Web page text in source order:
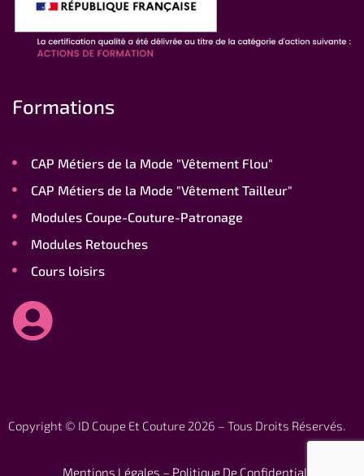
Formations
CAP Métiers de la Mode "Vêtement Flou"
CAP Métiers de la Mode "Vêtement Tailleur"
Modules Coupe-Couture-Patronage
Modules Retouches
Cours loisirs
Copyright © ID Coupe Et Couture 2026 – Tous Droits Réservés.
Mentions Légales – Politique De Confidentialité